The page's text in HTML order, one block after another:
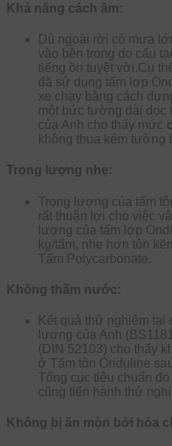
Khả năng cách âm:
Dù ngoài rời có mưa
vào bên trong do cấu
tiếng ồn tuyệt vời.Cụ
đã sử dụng tấm lợp
xe chạy bằng cách
một bức tường dài dọc
của Anh cho thấy mức
không thua kém tường
Trọng lượng nhẹ:
Trọng lượng của tấm
rất thuận lợi cho việc
lượng của tấm lợp
kg/tấm, nhẹ hơn tôn
Tấm Polycarbonate.
Không thấm nước:
Kết quả thử nghiệm
lượng của Anh
(DIN 52103) cho thấy
ở Tấm tôn Onduline
Tổng cục tiêu chuẩn
cũng tiến hành thử
Không bị ăn mòn bởi hóa